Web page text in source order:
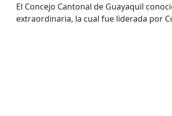
El Concejo Cantonal de Guayaquil
extraordinaria, la cual fue liderada por